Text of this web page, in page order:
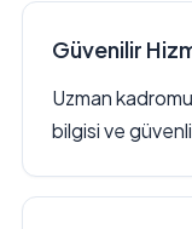
Güvenilir
Uzman
bilgisi ve